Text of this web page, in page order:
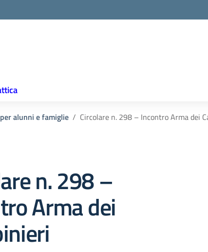
alunni e famiglie Circolare n. 298 – Incontro Arma dei
n. 298 –
Arma dei